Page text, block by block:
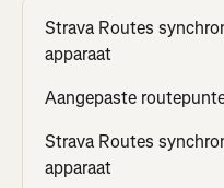
Strava Routes
apparaat
Aangepaste
Strava Routes
apparaat